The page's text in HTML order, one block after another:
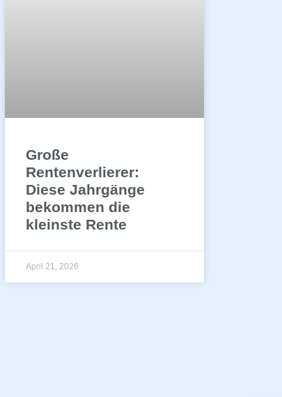
Große
Rentenverlierer:
Diese Jahrgänge
bekommen die
kleinste Rente
April 21, 2026